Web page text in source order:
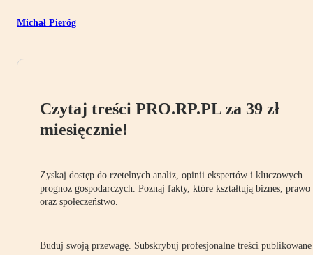
Michał Pieróg
Czytaj treści PRO.RP.PL za 39 zł
miesięcznie!
Zyskaj dostęp do rzetelnych analiz, opinii ekspertów i kluczowych
prognoz gospodarczych. Poznaj fakty, które kształtują biznes, prawo
oraz społeczeństwo.
Buduj swoją przewagę. Subskrybuj profesjonalne treści publikowane